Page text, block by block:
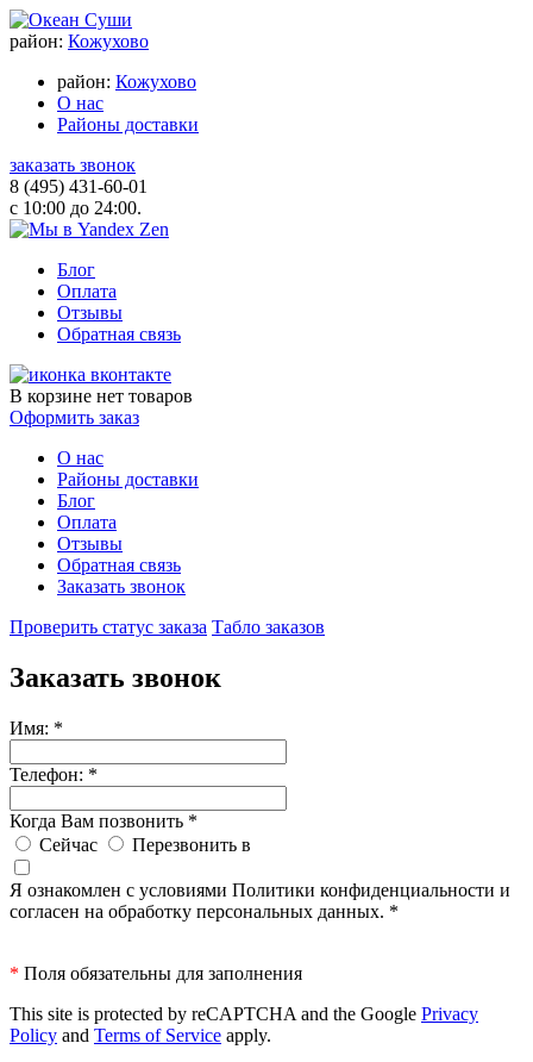
район: Кожухово
район: Кожухово
О нас
Районы доставки
заказать звонок
8 (495) 431-60-01
с 10:00 до 24:00.
Блог
Оплата
Отзывы
Обратная связь
В корзине нет товаров
Оформить заказ
О нас
Районы доставки
Блог
Оплата
Отзывы
Обратная связь
Заказать звонок
Проверить статус заказа Табло заказов
Заказать звонок
Имя: *
Телефон: *
Когда Вам позвонить *
Сейчас
Перезвонить в
Я ознакомлен с условиями Политики конфиденциальности и
согласен на обработку персональных данных. *
* Поля обязательны для заполнения
This site is protected by reCAPTCHA and the Google Privacy
Policy and Terms of Service apply.